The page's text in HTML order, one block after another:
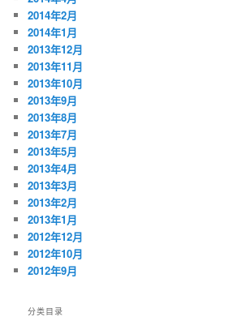
2014年2月
2014年1月
2013年12月
2013年11月
2013年10月
2013年9月
2013年8月
2013年7月
2013年5月
2013年4月
2013年3月
2013年2月
2013年1月
2012年12月
2012年10月
2012年9月
分类目录